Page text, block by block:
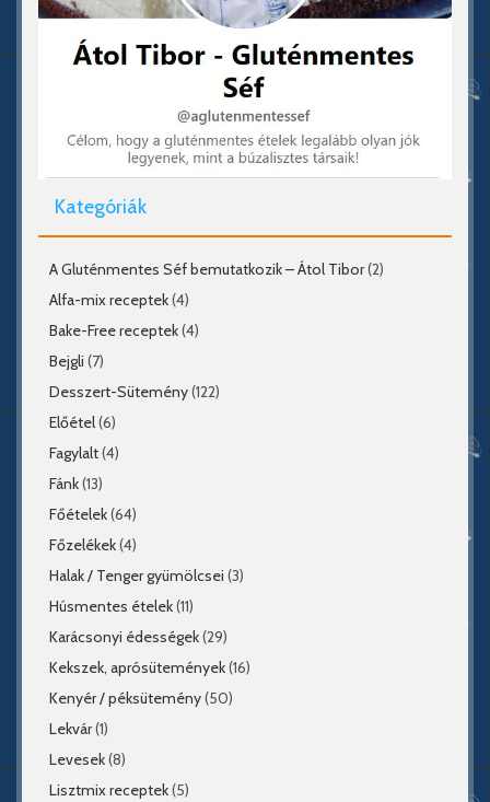
Kategóriák
A Gluténmentes Séf bemutatkozik – Átol Tibor(2)
Alfa-mix receptek(4)
Bake-Free receptek(4)
Bejgli (7)
Desszert-Sütemény(122)
Előétel(6)
Fagylalt(4)
Fánk(13)
Főételek(64)
Főzelékek(4)
Halak / Tenger gyümölcsei (3)
Húsmentes ételek(11)
Karácsonyi édességek(29)
Kekszek, aprósütemények(16)
Kenyér / péksütemény(50)
Lekvár(1)
Levesek(8)
Lisztmix receptek(5)